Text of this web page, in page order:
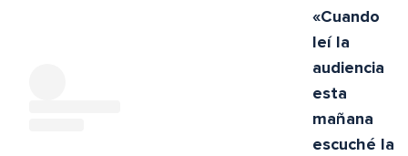
«Cuando
leí la
audiencia
esta
mañana
escuché la